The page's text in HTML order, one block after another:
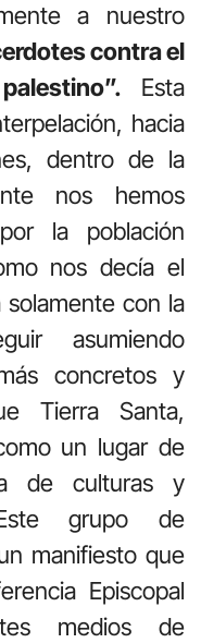
a nuestro
contra el
Esta
hacia
dentro de la
nos hemos
la población
nos decía el
solamente con la
asumiendo
concretos y
Tierra Santa,
un lugar de
de culturas y
grupo de
manifiesto que
Episcopal
medios de